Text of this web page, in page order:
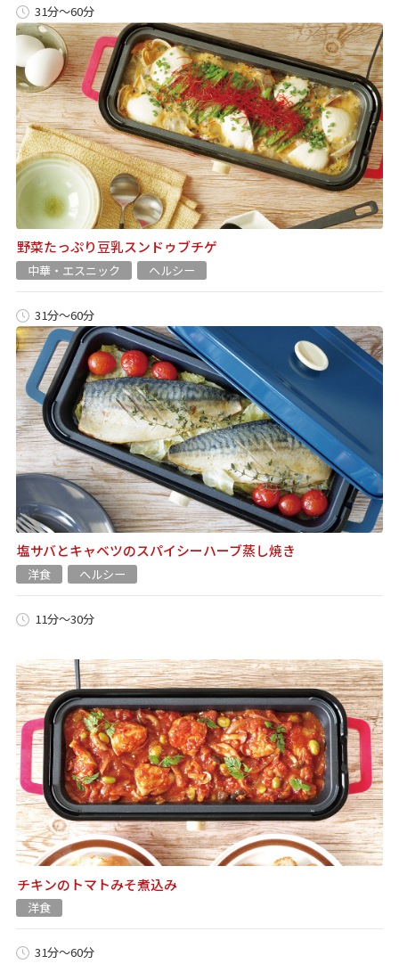
31分～60分
野菜たっぷり豆乳スンドゥブチゲ
中華・エスニック ヘルシー
31分～60分
塩サバとキャベツのスパイシーハーブ蒸し焼き
洋食 ヘルシー
11分～30分
チキンのトマトみそ煮込み
洋食
31分～60分